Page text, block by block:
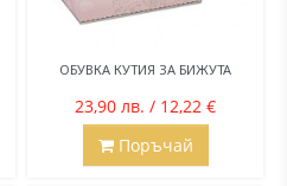
ОБУВКА КУТИЯ ЗА БИЖУТА
23,90 лв. / 12,22 €
Поръчай